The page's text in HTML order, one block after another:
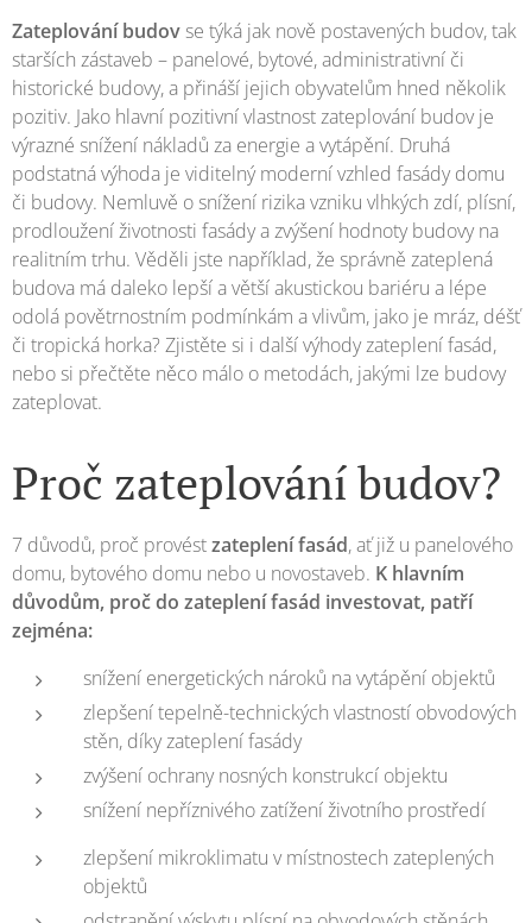
Zateplování budov se týká jak nově postavených budov, tak
starších zástaveb – panelové, bytové, administrativní či
historické budovy, a přináší jejich obyvatelům hned několik
pozitiv. Jako hlavní pozitivní vlastnost zateplování budov je
výrazné snížení nákladů za energie a vytápění. Druhá
podstatná výhoda je viditelný moderní vzhled fasády domu
či budovy. Nemluvě o snížení rizika vzniku vlhkých zdí, plísní,
prodloužení životnosti fasády a zvýšení hodnoty budovy na
realitním trhu. Věděli jste například, že správně zateplená
budova má daleko lepší a větší akustickou bariéru a lépe
odolá povětrnostním podmínkám a vlivům, jako je mráz, déšť
či tropická horka? Zjistěte si i další výhody zateplení fasád,
nebo si přečtěte něco málo o metodách, jakými lze budovy
zateplovat.
Proč zateplování budov?
7 důvodů, proč provéstzateplení fasád, ať již u panelového
domu, bytového domu nebo u novostaveb. K hlavním
důvodům, proč do zateplení fasád investovat, patří
zejména:
snížení energetických nároků na vytápění objektů
zlepšení tepelně-technických vlastností obvodových
stěn, díky zateplení fasády
zvýšení ochrany nosných konstrukcí objektu
snížení nepříznivého zatížení životního prostředí
zlepšení mikroklimatu v místnostech zateplených
objektů